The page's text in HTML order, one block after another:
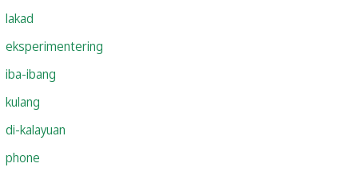
lakad
eksperimentering
iba-ibang
kulang
di-kalayuan
phone